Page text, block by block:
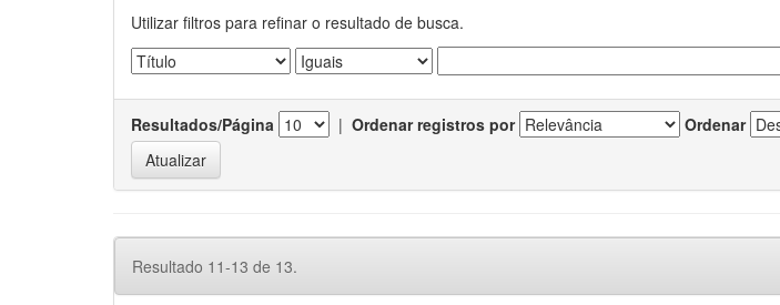
Utilizar filtros para refinar o resultado de busca.
Resultados/Página | Ordenar registros por Ordenar
Resultado 11-13 de 13.